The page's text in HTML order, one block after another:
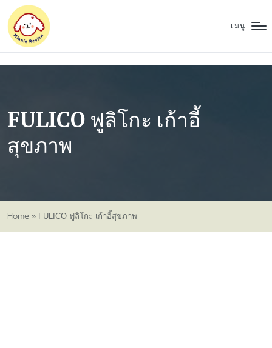
เมนู
FULICO ฟูลิโกะ เก้าอี้
สุขภาพ
Home » FULICO ฟูลิโกะ เก้าอี้สุขภาพ